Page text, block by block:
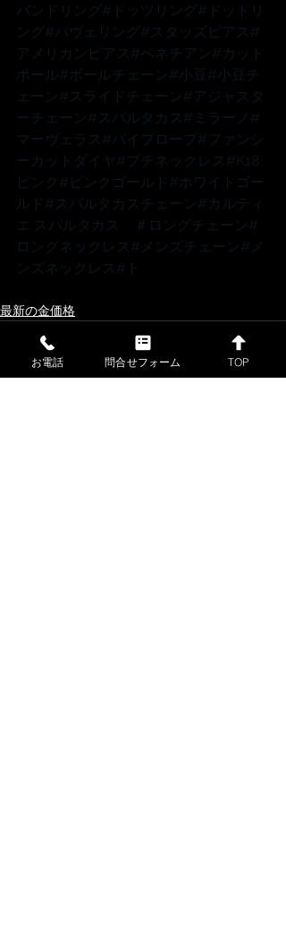
バンドリング #ドッツリング #ドットリ
ング #パヴェリング #スタッズピアス #
アメリカンピアス #ベネチアン #カット
ボール#ボールチェーン #小豆 #小豆チ
ェーン #スライドチェーン #アジャスタ
ーチェーン #スパルタカス #ミラーノ #
マーヴェラス #パイプロープ #ファンシ
ーカットダイヤ #プチネックレス #K18
ピンク #ピンクゴールド #ホワイトゴー
ルド #スパルタカスチェーン #カルティ
エ スパルタカス ＃ロングチェーン #
ロングネックレス #メンズチェーン #メ
ンズネックレス #ト
最新の金価格
お電話 問合せフォーム TOP